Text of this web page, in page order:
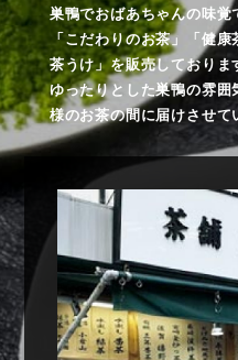
巣鴨でおばあちゃんの味覚
「こだわりのお茶」「健
茶うけ」を販売しておりま
ゆったりとした巣鴨の雰
様のお茶の間に届けさせて